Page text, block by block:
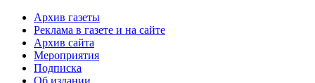
Архив газеты
Реклама в газете и на сайте
Архив сайта
Мероприятия
Подписка
Об издании